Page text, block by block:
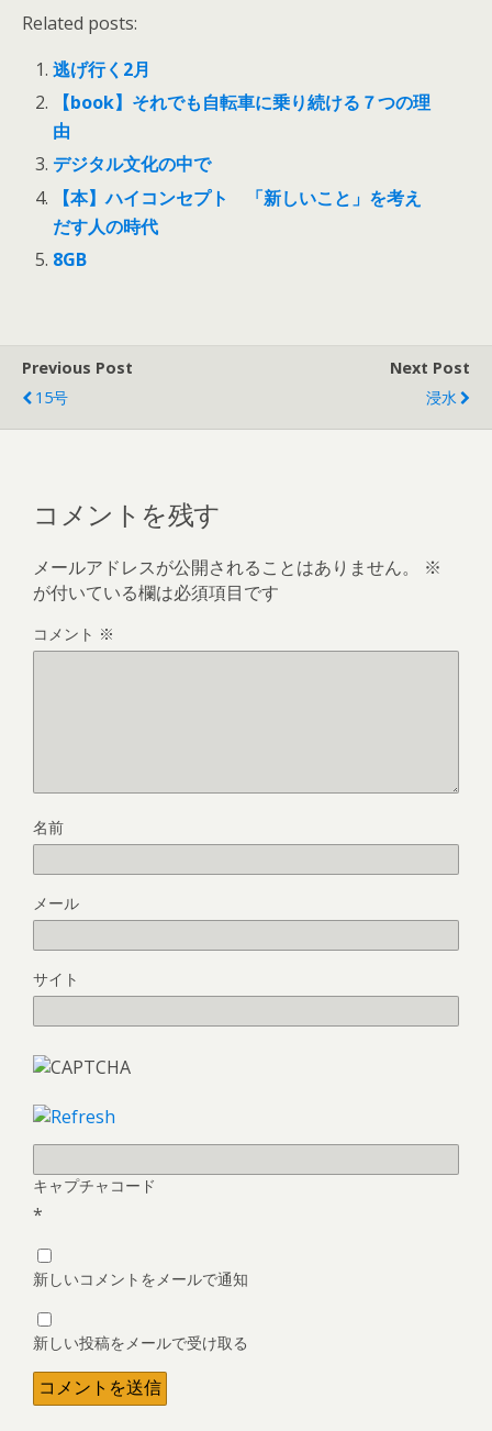
Related posts:
逃げ行く2月
【book】それでも自転車に乗り続ける７つの理
由
デジタル文化の中で
【本】ハイコンセプト 「新しいこと」を考え
だす人の時代
8GB
Previous Post
15号
Next Post
浸水
コメントを残す
メールアドレスが公開されることはありません。
※
が付いている欄は必須項目です
コメント ※
名前
メール
サイト
キャプチャコード
*
新しいコメントをメールで通知
新しい投稿をメールで受け取る